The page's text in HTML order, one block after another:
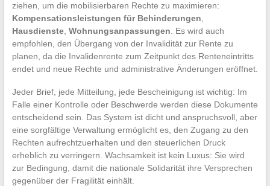
ziehen, um die mobilisierbaren Rechte zu maximieren:
Kompensationsleistungen für Behinderungen
Hausdienste, Wohnungsanpassungen . Es wird auch
empfohlen, den Übergang von der Invalidität zur Rente zu
planen, da die Invalidenrente zum Zeitpunkt des Renteneintritts
endet und neue Rechte und administrative Änderungen eröffnet.
Jeder Brief, jede Mitteilung, jede Bescheinigung ist wichtig: Im
Falle einer Kontrolle oder Beschwerde werden diese Dokumente
entscheidend sein. Das System ist dicht und anspruchsvoll, aber
eine sorgfältige Verwaltung ermöglicht es, den Zugang zu den
Rechten aufrechtzuerhalten und den steuerlichen Druck
erheblich zu verringern. Wachsamkeit ist kein Luxus: Sie wird
zur Bedingung, damit die nationale Solidarität ihre Versprechen
gegenüber der Fragilität einhält.